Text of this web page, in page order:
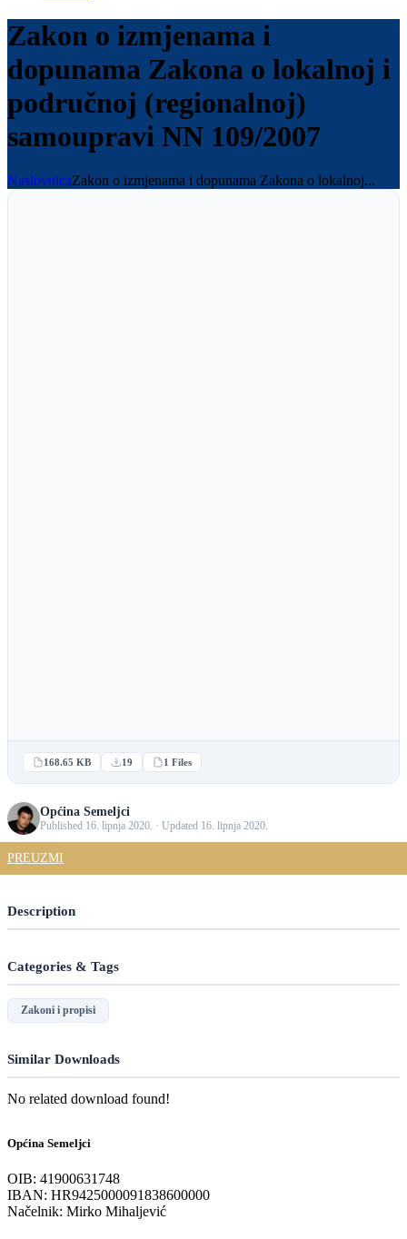
Zakon o izmjenama i
dopunama Zakona o lokalnoj i
područnoj (regionalnoj)
samoupravi NN 109/2007
NaslovnicaZakon o izmjenama i dopunama Zakona o lokalnoj...
168.65 KB 19 1 Files
Općina Semeljci
Published 16. lipnja 2020. · Updated 16. lipnja 2020.
PREUZMI
Description
Categories & Tags
Zakoni i propisi
Similar Downloads
No related download found!
Općina Semeljci
OIB: 41900631748
IBAN: HR9425000091838600000
Načelnik: Mirko Mihaljević